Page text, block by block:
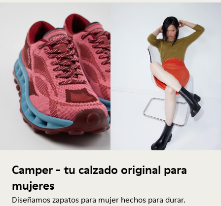
Camper - tu calzado original para
mujeres
Diseñamos zapatos para mujer hechos para durar.